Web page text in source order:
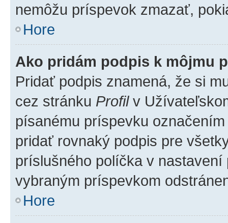
nemôžu príspevok zmazať,
Hore
Ako pridám podpis k môjmu
Pridať podpis znamená, že si
cez stránku Profilv
písanému príspevku
pridať rovnaký podpis pre
príslušného políčka v
vybraným príspevkom
Hore